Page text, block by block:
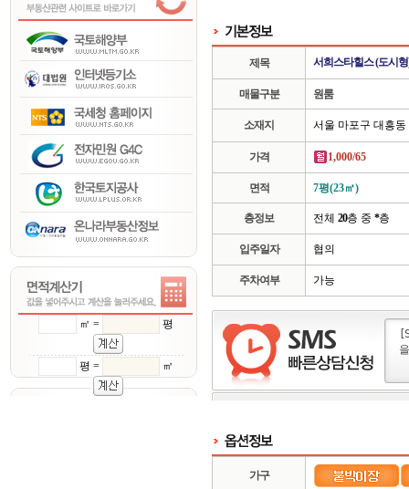
㎡ = 평
평 = ㎡
제목 서희스타힐스 (도시
매물구분 원룸
소재지 서울 마포구 대흥동
가격 1,000/65
면적 7평(23㎡)
층정보 전체 20층 중 *층
입주일자 협의
주차여부 가능
가구